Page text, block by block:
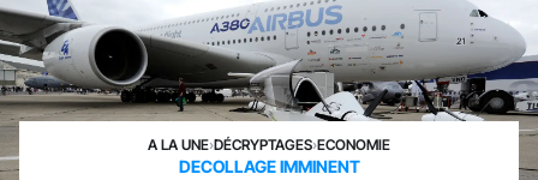
A LA UNE›DÉCRYPTAGES›ECONOMIE
DECOLLAGE IMMINENT